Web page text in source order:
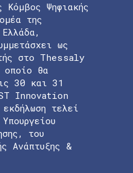
Κόμβος Ψηφιακής
της
ως
στο Thessaly
οποίο θα
30 και 31
Innovation
τελεί
του
Ανάπτυξης &